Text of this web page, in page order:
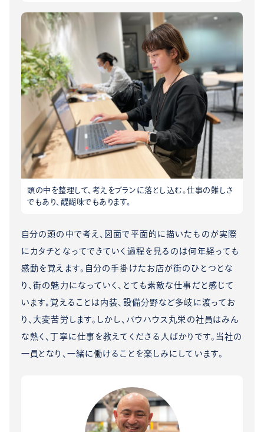
頭の中を整理して、考えをプランに落とし込む。仕事の難しさ
でもあり、醍醐味でもあります。
自分の頭の中で考え、図面で平面的に描いたものが実際
にカタチとなってできていく過程を見るのは何年経っても
感動を覚えます。自分の手掛けたお店が街のひとつとな
り、街の魅力になっていく、とても素敵な仕事だと感じて
います。覚えることは内装、設備分野など多岐に渡ってお
り、大変苦労します。しかし、バウハウス丸栄の社員はみん
な熱く、丁寧に仕事を教えてくださる人ばかりです。当社の
一員となり、一緒に働けることを楽しみにしています。